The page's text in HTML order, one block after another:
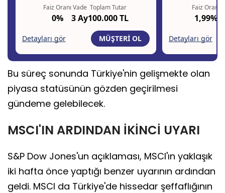
Bu süreç sonunda Türkiye'nin gelişmekte olan
piyasa statüsünün gözden geçirilmesi
gündeme gelebilecek.
MSCI'IN ARDINDAN İKİNCİ UYARI
S&P Dow Jones'un açıklaması, MSCI'ın yaklaşık
iki hafta önce yaptığı benzer uyarının ardından
geldi. MSCI da Türkiye'de hissedar şeffaflığının